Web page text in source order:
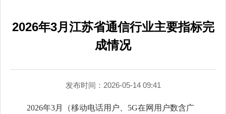
2026年3月江苏省通信行业主要指标完
成情况
发布时间：2026-05-14 09:41
2026年3月（移动电话用户、5G在网用户数含广